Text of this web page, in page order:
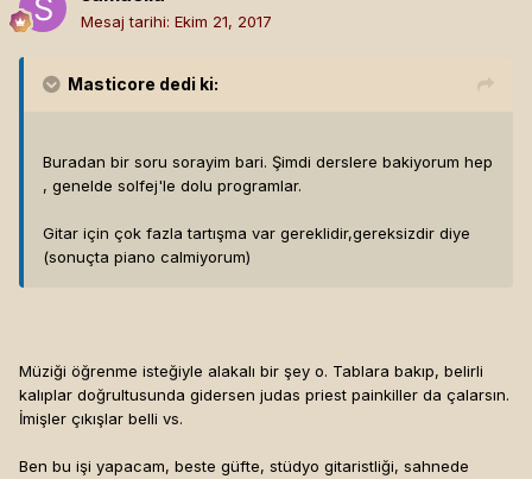
Mesaj tarihi: Ekim 21, 2017
Masticore dedi ki:
Buradan bir soru sorayim bari. Şimdi derslere bakiyorum hep
, genelde solfej'le dolu programlar.
Gitar için çok fazla tartışma var gereklidir,gereksizdir diye
(sonuçta piano calmiyorum)
Müziği öğrenme isteğiyle alakalı bir şey o. Tablara bakıp, belirli
kalıplar doğrultusunda gidersen judas priest painkiller da çalarsın.
İmişler çıkışlar belli vs.
Ben bu işi yapacam, beste güfte, stüdyo gitaristliği, sahnede